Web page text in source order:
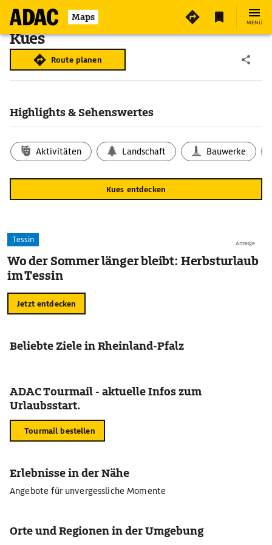
Maps MENÜ
Kues
Route planen
Highlights & Sehenswertes
Aktivitäten Landschaft Bauwerke
Kues entdecken
Anzeige
Tessin
Wo der Sommer länger bleibt: Herbsturlaub
im Tessin
Jetzt entdecken
Beliebte Ziele in Rheinland-Pfalz
ADAC Tourmail - aktuelle Infos zum
Urlaubsstart.
Tourmail bestellen
Erlebnisse in der Nähe
Angebote für unvergessliche Momente
Orte und Regionen in der Umgebung